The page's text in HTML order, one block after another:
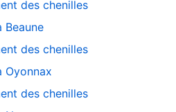
des chenilles
Beaune
des chenilles
Oyonnax
des chenilles